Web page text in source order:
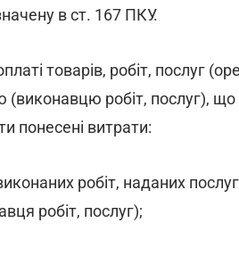
в ст. 167 ПКУ.
товарів, робіт, послуг
(виконавцю робіт, послуг),
понесені витрати:
робіт, наданих
робіт, послуг);